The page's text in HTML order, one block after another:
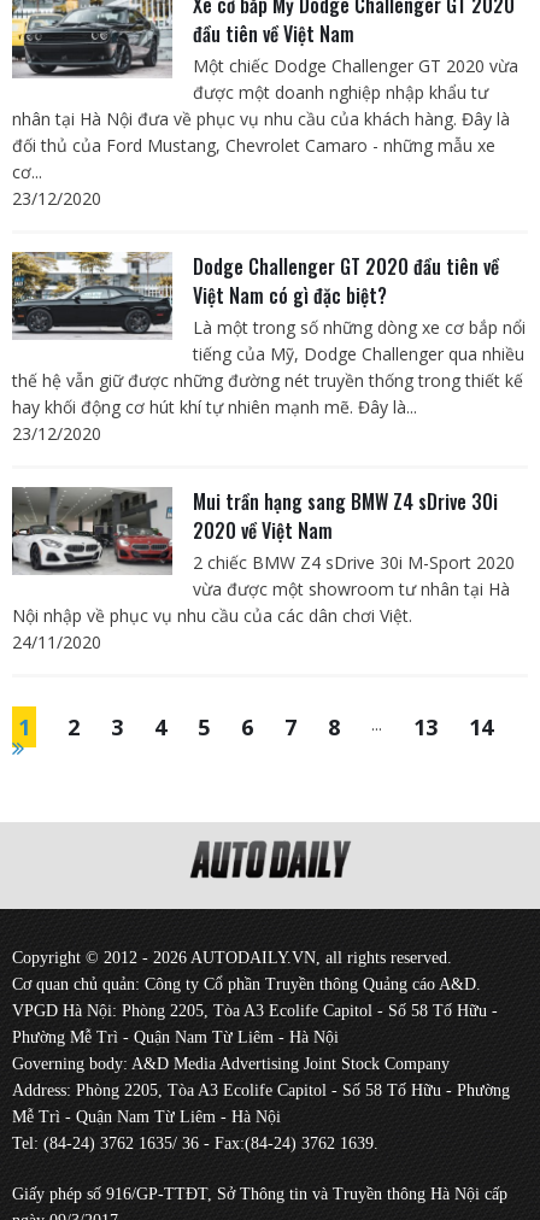
đầu tiên về Việt Nam
Một chiếc Dodge Challenger GT 2020 vừa
được một doanh nghiệp nhập khẩu tư
nhân tại Hà Nội đưa về phục vụ nhu cầu của khách hàng. Đây là
đối thủ của Ford Mustang, Chevrolet Camaro - những mẫu xe
cơ...
23/12/2020
Dodge Challenger GT 2020 đầu tiên về
Việt Nam có gì đặc biệt?
Là một trong số những dòng xe cơ bắp nổi
tiếng của Mỹ, Dodge Challenger qua nhiều
thế hệ vẫn giữ được những đường nét truyền thống trong thiết kế
hay khối động cơ hút khí tự nhiên mạnh mẽ. Đây là...
23/12/2020
Mui trần hạng sang BMW Z4 sDrive 30i
2020 về Việt Nam
2 chiếc BMW Z4 sDrive 30i M-Sport 2020
vừa được một showroom tư nhân tại Hà
Nội nhập về phục vụ nhu cầu của các dân chơi Việt.
24/11/2020
1 2 3 4 5 6 7 8 ... 13 14
Copyright © 2012 - 2026 AUTODAILY.VN, all rights reserved.
Cơ quan chủ quản: Công ty Cổ phần Truyền thông Quảng cáo A&D.
VPGD Hà Nội: Phòng 2205, Tòa A3 Ecolife Capitol - Số 58 Tố Hữu -
Phường Mễ Trì - Quận Nam Từ Liêm - Hà Nội
Governing body: A&D Media Advertising Joint Stock Company
Address: Phòng 2205, Tòa A3 Ecolife Capitol - Số 58 Tố Hữu - Phường
Mễ Trì - Quận Nam Từ Liêm - Hà Nội
Tel: (84-24) 3762 1635/ 36 - Fax:(84-24) 3762 1639.
Giấy phép số 916/GP-TTĐT, Sở Thông tin và Truyền thông Hà Nội cấp